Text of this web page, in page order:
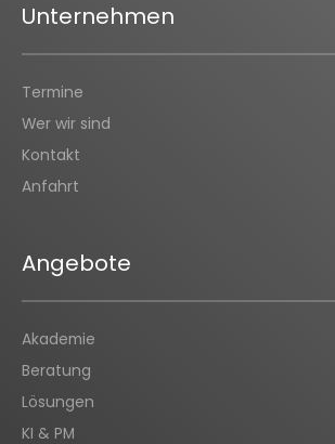
Unternehmen
Termine
Wer wir sind
Kontakt
Anfahrt
Angebote
Akademie
Beratung
Lösungen
KI & PM